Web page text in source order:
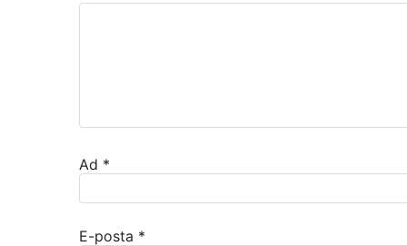
Ad *
E-posta *